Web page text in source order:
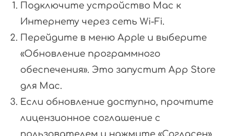
Подключите устройство Mac к
Интернету через сеть Wi-Fi.
Перейдите в меню Apple и выберите
«Обновление программного
обеспечения». Это запустит App Store
для Mac.
Если обновление доступно, прочтите
лицензионное соглашение с